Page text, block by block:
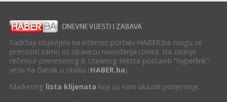
Sadržaji objavljeni na internet portalu HABER.ba mogu se
prenositi samo uz obavezu navođenja izvora. Iza zadnje
rečenice prenesenog ili citiranog teksta postaviti "hyperlink"
vezu na članak u obliku (HABER.ba).
Marketing lista klijenata koji su nam ukazali povjerenje.